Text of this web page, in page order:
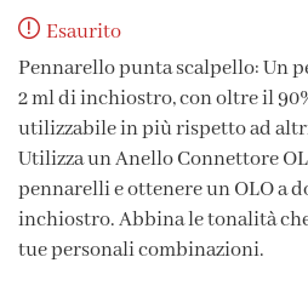
Esaurito
Pennarello punta scalpello: Un
2 ml di inchiostro, con oltre il
utilizzabile in più rispetto ad
Utilizza un Anello Connettore
pennarelli e ottenere un OLO a
inchiostro. Abbina le tonalità
tue personali combinazioni.